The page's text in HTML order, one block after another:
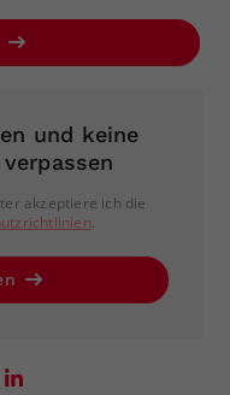
und keine
akzeptiere ich die
.